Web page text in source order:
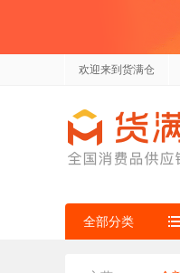
欢迎来到货满仓
全部分类